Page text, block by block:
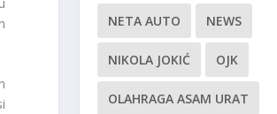
NETA AUTO NEWS
NIKOLA JOKIĆ OJK
OLAHRAGA ASAM URAT